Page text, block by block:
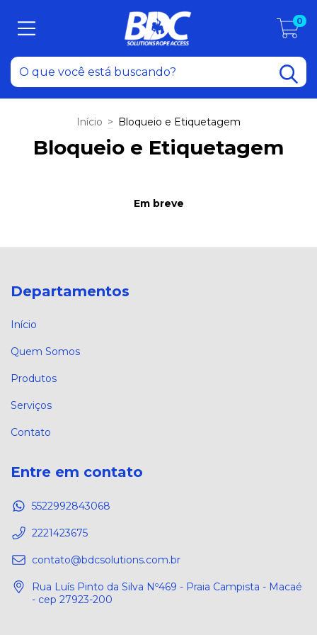
0
Início > Bloqueio e Etiquetagem
Bloqueio e Etiquetagem
Em breve
Departamentos
Início
Quem Somos
Produtos
Serviços
Contato
Entre em contato
5522992843068
2221423675
contato@bdcsolutions.com.br
Rua Luís Pinto da Silva Nº469 - Praia Campista - Macaé
- cep 27923-200